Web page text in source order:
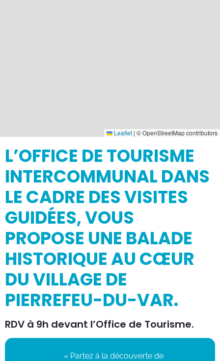
Leaflet | © OpenStreetMap contributors
L’OFFICE DE TOURISME
INTERCOMMUNAL DANS
LE CADRE DES VISITES
GUIDÉES, VOUS
PROPOSE UNE BALADE
HISTORIQUE AU CŒUR
DU VILLAGE DE
PIERREFEU-DU-VAR.
RDV à 9h devant l’Office de Tourisme.
« Partez à la découverte de